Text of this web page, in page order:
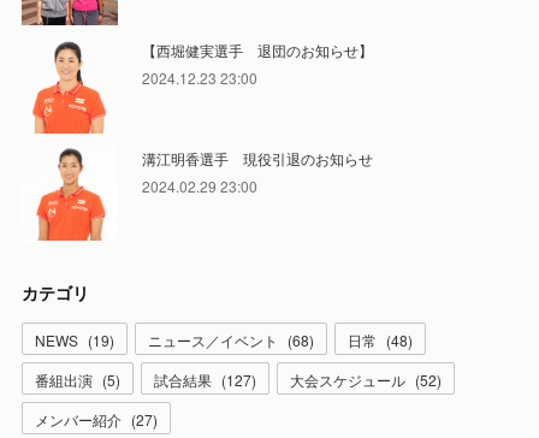
【西堀健実選手 退団のお知らせ】
2024.12.23 23:00
溝江明香選手 現役引退のお知らせ
2024.02.29 23:00
カテゴリ
NEWS (19) ニュース／イベント (68) 日常 (48)
番組出演 (5) 試合結果 (127) 大会スケジュール (52)
メンバー紹介 (27)